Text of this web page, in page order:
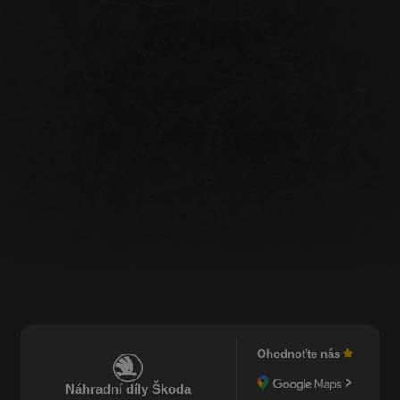
Náhradní díly Škoda
Ohodnoťte nás